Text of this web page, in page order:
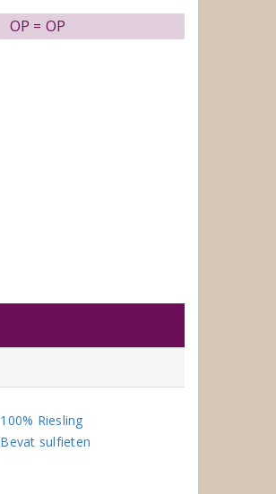
OP = OP
100% Riesling
Bevat sulfieten